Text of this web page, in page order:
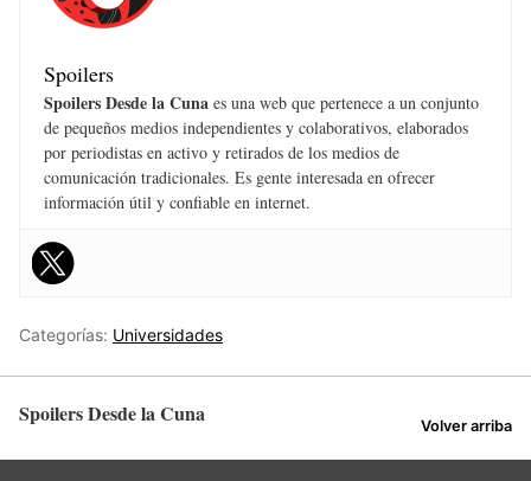
Spoilers
Spoilers Desde la Cuna es una web que pertenece a un conjunto
de pequeños medios independientes y colaborativos, elaborados
por periodistas en activo y retirados de los medios de
comunicación tradicionales. Es gente interesada en ofrecer
información útil y confiable en internet.
Categorías: Universidades
Spoilers Desde la Cuna Volver arriba